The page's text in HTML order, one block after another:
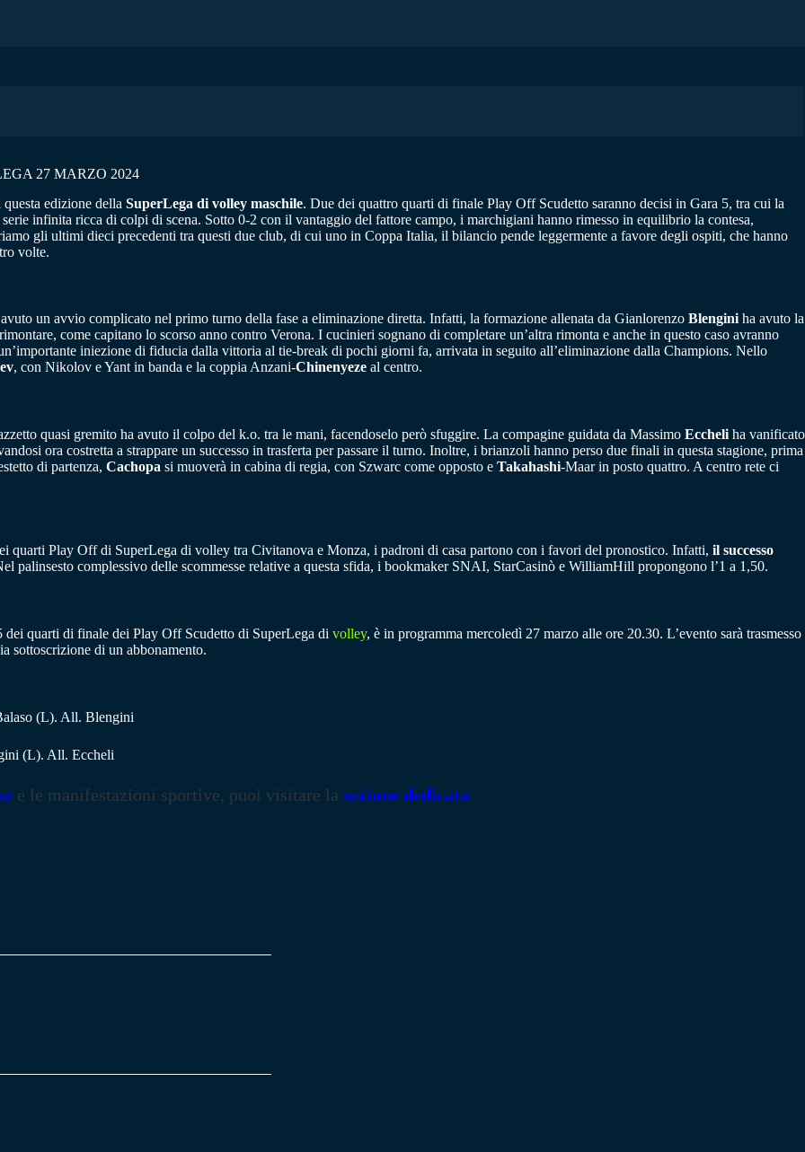
27 MARZO 2024
edizione della SuperLega di volley maschile. Due dei quattro quarti di finale Play Off Scudetto saranno decisi in Gara 5, tra cui la
infinita ricca di colpi di scena. Sotto 0-2 con il vantaggio del fattore campo, i marchigiani hanno rimesso in equilibrio la contesa,
gli ultimi dieci precedenti tra questi due club, di cui uno in Coppa Italia, il bilancio pende leggermente a favore degli ospiti, che hanno
volte.
un avvio complicato nel primo turno della fase a eliminazione diretta. Infatti, la formazione allenata da Gianlorenzo Blenginiha avuto la
come capitano lo scorso anno contro Verona. I cucinieri sognano di completare un’altra rimonta e anche in questo caso avranno
iniezione di fiducia dalla vittoria al tie-break di pochi giorni fa, arrivata in seguito all’eliminazione dalla Champions. Nello
, con Nikolov e Yant in banda e la coppia Anzani-Chinenyeze al centro.
quasi gremito ha avuto il colpo del k.o. tra le mani, facendoselo però sfuggire. La compagine guidata da Massimo Eccheli ha vanificato
ora costretta a strappare un successo in trasferta per passare il turno. Inoltre, i brianzoli hanno perso due finali in questa stagione, prima
di partenza, Cachopa si muoverà in cabina di regia, con Szwarc come opposto e Takahashi-Maar in posto quattro. A centro rete ci
quarti Play Off di SuperLega di volley tra Civitanova e Monza, i padroni di casa partono con i favori del pronostico. Infatti, il successo
palinsesto complessivo delle scommesse relative a questa sfida, i bookmaker SNAI, StarCasinò e WilliamHill propongono l’1 a 1,50.
quarti di finale dei Play Off Scudetto di SuperLega di volley, è in programma mercoledì 27 marzo alle ore 20.30. L’evento sarà trasmesso
sottoscrizione di un abbonamento.
(L). All. Blengini
(L). All. Eccheli
e le manifestazioni sportive, puoi visitare la sezione dedicata